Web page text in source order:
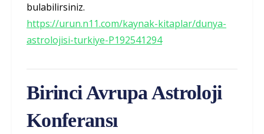
bulabilirsiniz.
https://urun.n11.com/kaynak-kitaplar/dunya-
astrolojisi-turkiye-P192541294
Birinci Avrupa Astroloji
Konferansı